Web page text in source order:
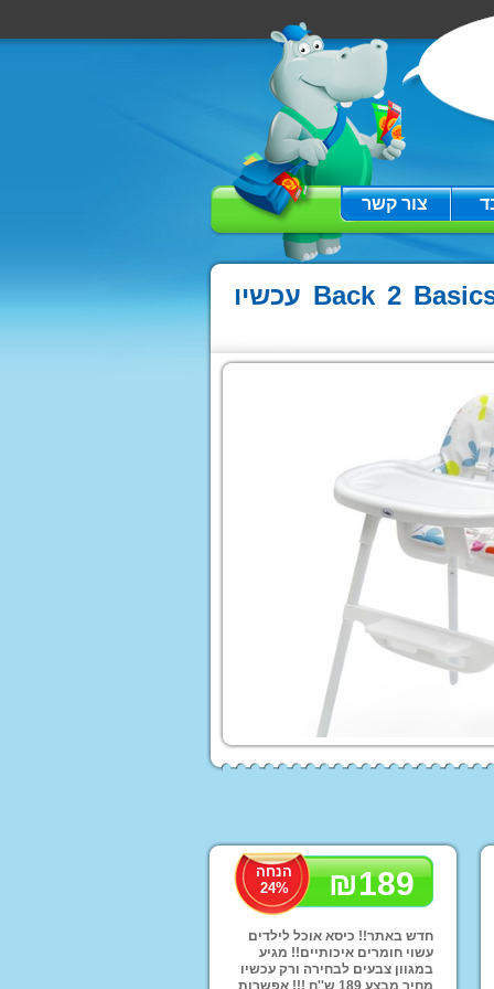
צור קשר
בטיחות
בטיחות אינפנטי
בטיחות גרקו
בטיחות איוונפלו -
כסא בטיחות NextFit
ממותגים
ממונע לילדים
כיסא אוכל עם ריפוד פי וי סי - Back 2 Basics p.v.c עכשיו
₪189
הנחה
24%
חדש באתר!! כיסא אוכל לילדים
עשוי חומרים איכותיים!! מגיע
במגוון צבעים לבחירה ורק עכשיו
מחיר מבצע 189 ש''ח !!! אפשרות